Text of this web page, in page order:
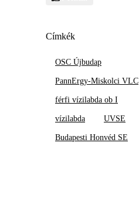
Címkék
OSC Újbudap
PannErgy-Miskolci VLC
férfi vízilabda ob I
vízilabda UVSE
Budapesti Honvéd SE